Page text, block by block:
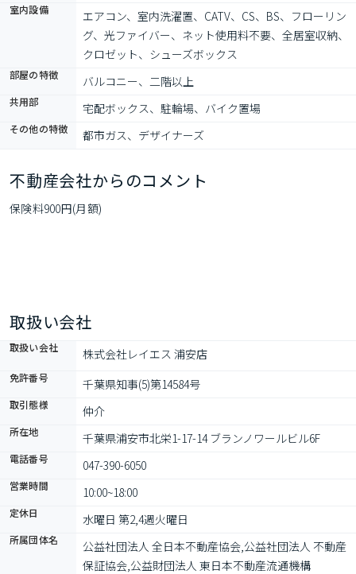
室内設備
エアコン、室内洗濯置、CATV、CS、BS、フローリン
グ、光ファイバー、ネット使用料不要、全居室収納、
クロゼット、シューズボックス
部屋の特徴 バルコニー、二階以上
共用部 宅配ボックス、駐輪場、バイク置場
その他の特徴 都市ガス、デザイナーズ
不動産会社からのコメント
保険料900円(月額)
取扱い会社
取扱い会社 株式会社レイエス 浦安店
免許番号 千葉県知事(5)第14584号
取引態様 仲介
所在地 千葉県浦安市北栄1-17-14 ブランノワールビル6F
電話番号 047-390-6050
営業時間 10:00~18:00
定休日 水曜日 第2,4週火曜日
所属団体名
公益社団法人 全日本不動産協会,公益社団法人 不動産
保証協会,公益財団法人 東日本不動産流通機構